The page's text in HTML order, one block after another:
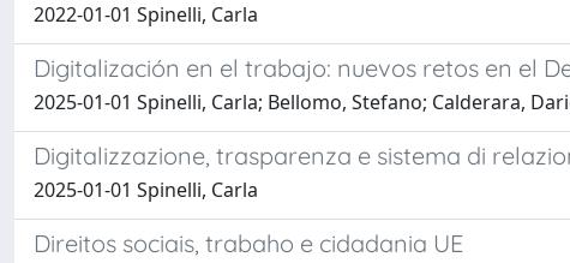
2022-01-01 Spinelli, Carla
Digitalización en el trabajo: nuevos retos en el
2025-01-01 Spinelli, Carla; Bellomo, Stefano; Calderara,
Digitalizzazione, trasparenza e sistema di
2025-01-01 Spinelli, Carla
Direitos sociais, trabaho e cidadania UE